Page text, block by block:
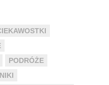
PODRÓŻE